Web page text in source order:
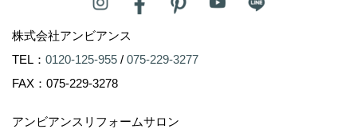
株式会社アンビアンス
TEL： 0120-125-955 / 075-229-3277
FAX：075-229-3278
アンビアンスリフォームサロン